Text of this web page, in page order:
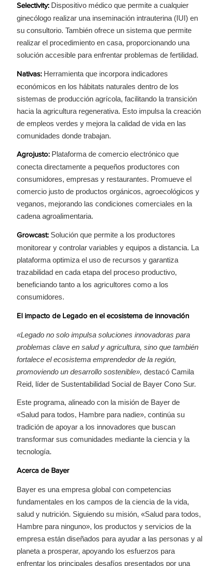
Selectivity: Dispositivo médico que permite a cualquier
ginecólogo realizar una inseminación intrauterina (IUI) en
su consultorio. También ofrece un sistema que permite
realizar el procedimiento en casa, proporcionando una
solución accesible para enfrentar problemas de fertilidad.
Nativas: Herramienta que incorpora indicadores
económicos en los hábitats naturales dentro de los
sistemas de producción agrícola, facilitando la transición
hacia la agricultura regenerativa. Esto impulsa la creación
de empleos verdes y mejora la calidad de vida en las
comunidades donde trabajan.
Agrojusto: Plataforma de comercio electrónico que
conecta directamente a pequeños productores con
consumidores, empresas y restaurantes. Promueve el
comercio justo de productos orgánicos, agroecológicos y
veganos, mejorando las condiciones comerciales en la
cadena agroalimentaria.
Growcast: Solución que permite a los productores
monitorear y controlar variables y equipos a distancia. La
plataforma optimiza el uso de recursos y garantiza
trazabilidad en cada etapa del proceso productivo,
beneficiando tanto a los agricultores como a los
consumidores.
El impacto de Legado en el ecosistema de innovación
«Legado no solo impulsa soluciones innovadoras para
problemas clave en salud y agricultura, sino que también
fortalece el ecosistema emprendedor de la región,
promoviendo un desarrollo sostenible», destacó Camila
Reid, líder de Sustentabilidad Social de Bayer Cono Sur.
Este programa, alineado con la misión de Bayer de
«Salud para todos, Hambre para nadie», continúa su
tradición de apoyar a los innovadores que buscan
transformar sus comunidades mediante la ciencia y la
tecnología.
Acerca de Bayer
Bayer es una empresa global con competencias
fundamentales en los campos de la ciencia de la vida,
salud y nutrición. Siguiendo su misión, «Salud para todos,
Hambre para ninguno», los productos y servicios de la
empresa están diseñados para ayudar a las personas y al
planeta a prosperar, apoyando los esfuerzos para
enfrentar los principales desafíos presentados por una